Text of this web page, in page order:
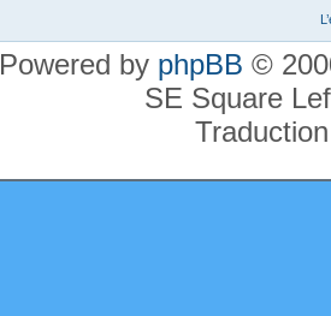
Powered by phpBB ©
SE Square